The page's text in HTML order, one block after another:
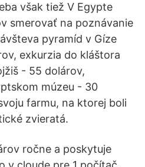
však tiež V Egypte
smerovať na poznávanie
pyramíd v Gíze
exkurzia do kláštora
- 55 dolárov,
múzeu - 30
farmu, na ktorej boli
zvieratá.
ročne a poskytuje